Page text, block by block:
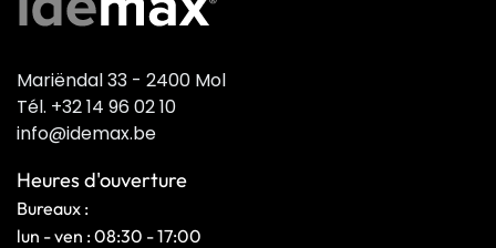
Mariëndal 33 - 2400 Mol
Tél. +32 14 96 02 10
info@idemax.be
Heures d'ouverture
Bureaux :
lun - ven : 08:30 - 17:00